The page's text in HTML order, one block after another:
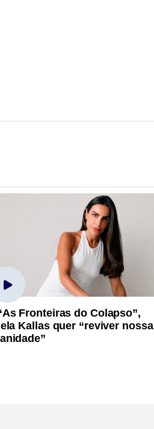
Fronteiras do Colapso”,
Kallas quer “reviver nossa